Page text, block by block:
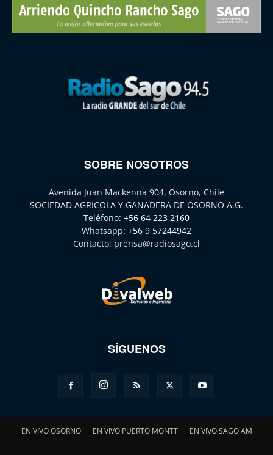
SOBRE NOSOTROS
Avenida Juan Mackenna 904, Osorno, Chile
SOCIEDAD AGRICOLA Y GANADERA DE OSORNO A.G.
Teléfono: +56 64 223 2160
Whatsapp: +56 9 57244942
Contacto: prensa@radiosago.cl
SÍGUENOS
EN VIVO OSORNO EN VIVO PUERTO MONTT EN VIVO SAGO AM